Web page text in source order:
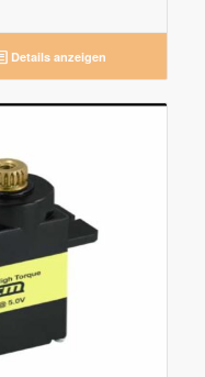
Details anzeigen